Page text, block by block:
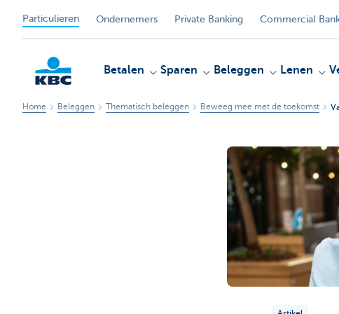
Particulieren Ondernemers Private Banking Commercial
Betalen Sparen Beleggen Lenen
Home Beleggen Thematisch beleggen Beweeg mee met de toekomst